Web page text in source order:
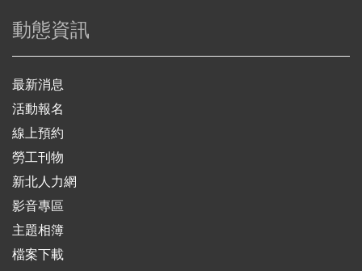
動態資訊
最新消息
活動報名
線上預約
勞工刊物
新北人力網
影音專區
主題相簿
檔案下載